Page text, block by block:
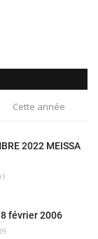
Cette année
2022 MEISSA
février 2006